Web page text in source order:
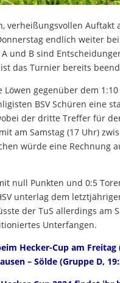
verheißungsvollen Auftakt
endlich weiter
und B sind
das Turnier bereits
Löwen gegenüber dem
BSV Schüren eine
der dritte Treffer für
am Samstag (17 Uhr)
würde eine Rechnung
null Punkten und 0:5
unterlag dem
der TuS allerdings am
Unterfangen.
Hecker-Cup am
– Sölde (Gruppe D,